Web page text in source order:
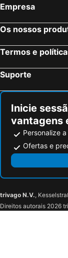
Eurostars Hotel
Le 4 Stagioni Dante's Suites H Napoli
Hotel
Garibaldi Suite
Hotelleorchidee
Hotel Siri
Chiaja Hotel de
Hotel Ristorante
Hotel La Corte
Hotel Fiorentina
Hotel Max
Empresa
Os nossos
Termos e
Suporte
Inicie
vantagens
Personalize
Ofertas e
trivago N.V.,
Direitos autorais 2026